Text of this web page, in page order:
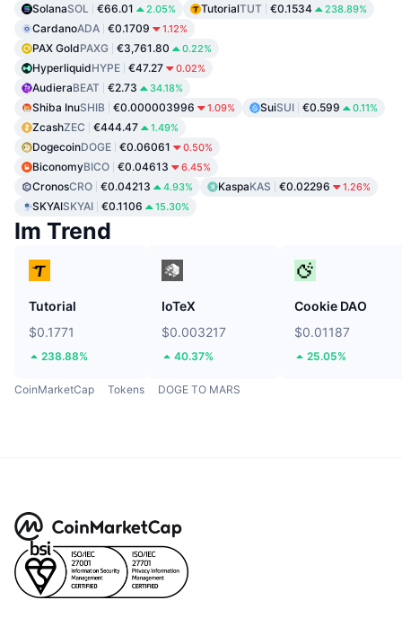
SolanaSOL €66.01 2.05% TutorialTUT €0.1534 238.89%
CardanoADA €0.1709 1.12%
PAX GoldPAXG €3,761.80 0.22%
HyperliquidHYPE €47.27 0.02%
AudieraBEAT €2.73 34.18%
Shiba InuSHIB €0.000003996 1.09% SuiSUI €0.599 0.11%
ZcashZEC €444.47 1.49%
DogecoinDOGE €0.06061 0.50%
BiconomyBICO €0.04613 6.45%
CronosCRO €0.04213 4.93% KaspaKAS €0.02296 1.26%
SKYAISKYAI €0.1106 15.30%
Im Trend
Tutorial
$0.1771
238.88%
IoTeX
$0.003217
40.37%
Cookie DAO
$0.01187
25.05%
CoinMarketCap Tokens DOGE TO MARS